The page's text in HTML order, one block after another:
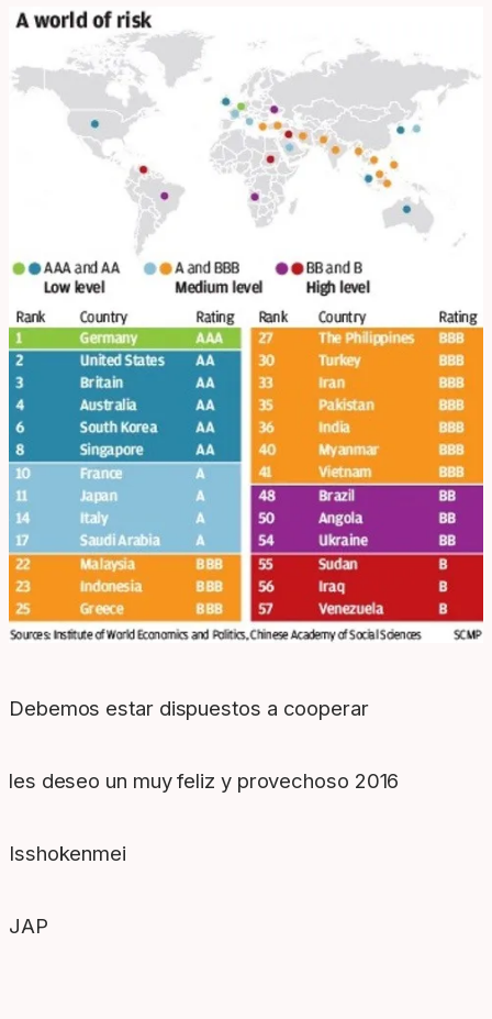
Debemos estar dispuestos a cooperar
les deseo un muy feliz y provechoso 2016
Isshokenmei
JAP